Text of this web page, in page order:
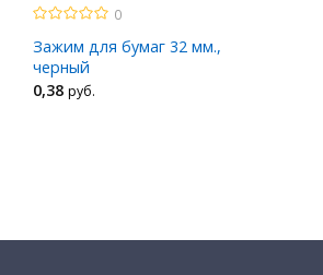
0
Зажим для бумаг 32 мм.,
черный
0,38 руб.